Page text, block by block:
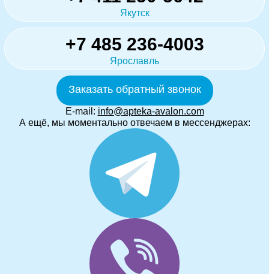
Якутск
+7 485 236-4003
Ярославль
Заказать обратный звонок
E-mail: info@apteka-avalon.com
А ещё, мы моментально отвечаем в мессенджерах: